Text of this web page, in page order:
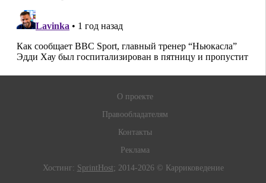
О проекте
Правообладателям
Контакты
Реклама
Хостинг: SprintHost; 2014-2026 © Карриковедение